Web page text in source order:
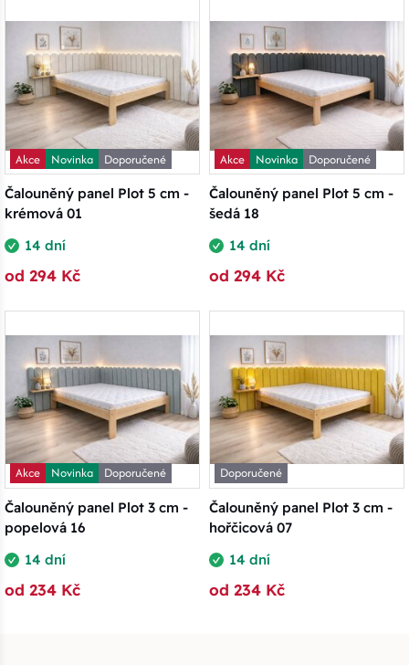
Akce Novinka
Doporučené
Čalouněný panel Plot 5 cm -
krémová 01
14 dní
od 294 Kč
Akce Novinka
Doporučené
Čalouněný panel Plot 5 cm -
šedá 18
14 dní
od 294 Kč
Akce Novinka
Doporučené
Čalouněný panel Plot 3 cm -
popelová 16
14 dní
od 234 Kč
Doporučené
Čalouněný panel Plot 3 cm -
hořčicová 07
14 dní
od 234 Kč